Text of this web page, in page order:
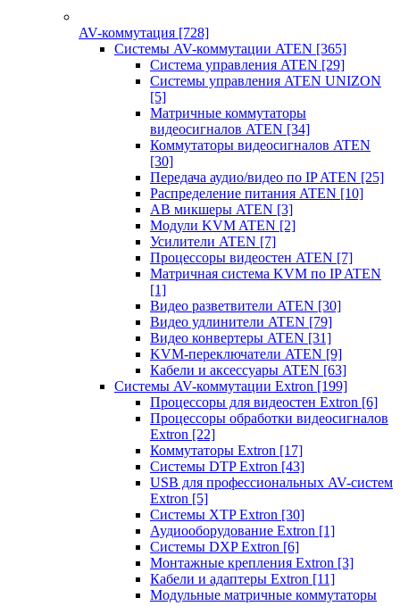
AV-коммутация [728]
Системы AV-коммутации ATEN [365]
Система управления ATEN [29]
Системы управления ATEN UNIZON
[5]
Матричные коммутаторы
видеосигналов ATEN [34]
Коммутаторы видеосигналов ATEN
[30]
Передача аудио/видео по IP ATEN [25]
Распределение питания ATEN [10]
АВ микшеры ATEN [3]
Модули KVM ATEN [2]
Усилители ATEN [7]
Процессоры видеостен ATEN [7]
Матричная система KVM по IP ATEN
[1]
Видео разветвители ATEN [30]
Видео удлинители ATEN [79]
Видео конвертеры ATEN [31]
KVM-переключатели ATEN [9]
Кабели и аксессуары ATEN [63]
Системы AV-коммутации Extron [199]
Процессоры для видеостен Extron [6]
Процессоры обработки видеосигналов
Extron [22]
Коммутаторы Extron [17]
Системы DTP Extron [43]
USB для профессиональных AV-систем
Extron [5]
Системы XTP Extron [30]
Аудиооборудование Extron [1]
Системы DXP Extron [6]
Монтажные крепления Extron [3]
Кабели и адаптеры Extron [11]
Модульные матричные коммутаторы